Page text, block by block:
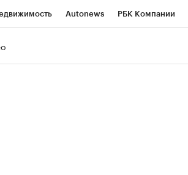
Autonews РБК Компании